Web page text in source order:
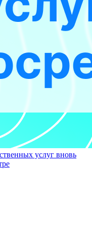
услуг вновь